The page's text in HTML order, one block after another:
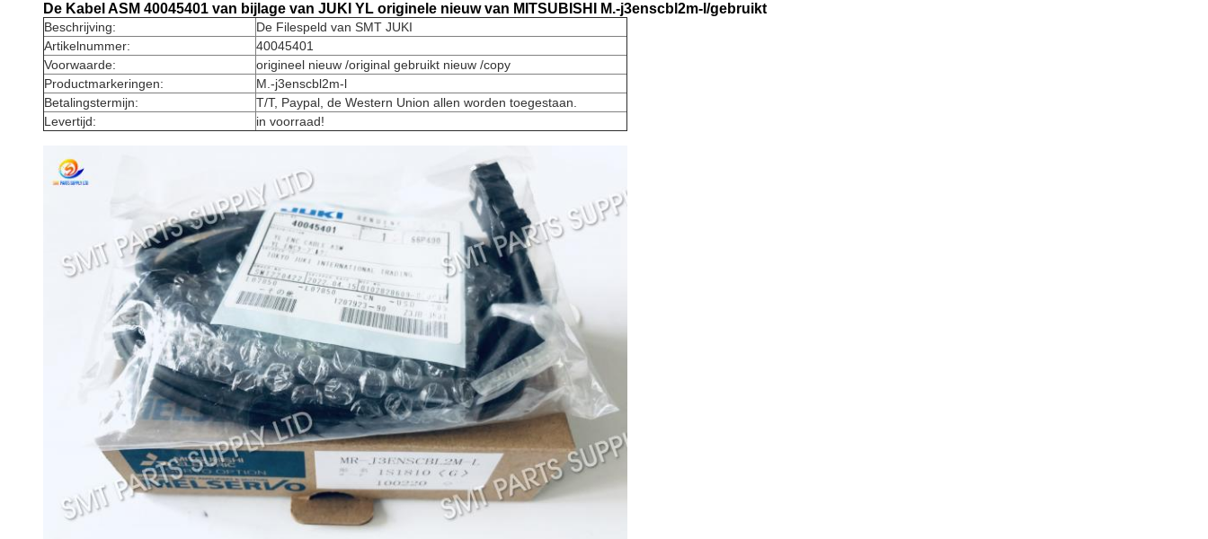
De Kabel ASM 40045401 van bijlage van JUKI YL originele nieuw van MITSUBISHI M.-j3enscbl2m-l/gebruikt
Beschrijving:
De Filespeld van SMT JUKI
Artikelnummer:
40045401
Voorwaarde:
origineel nieuw /original gebruikt nieuw /copy
Productmarkeringen:
M.-j3enscbl2m-l
Betalingstermijn:
T/T, Paypal, de Western Union allen worden toegestaan.
Levertijd:
in voorraad!